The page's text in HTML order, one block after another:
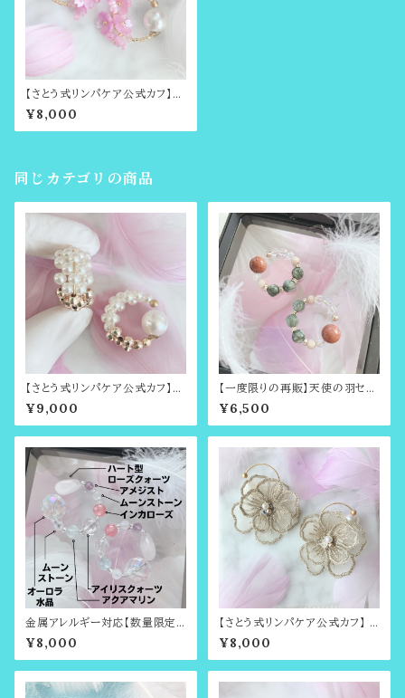
【さとう式リンパケア公式カフ】
桜〜SAKURA〜（さとう式イヤー
カフ・ビューティーカフ）イヤーフ
ープ、ララアップをご愛用の方に
¥8,000
同じカテゴリの商品
【さとう式リンパケア公式カフ】バ
イカラーゴールド【ミニサイズ】ま
るでイヤリングのようなイヤーカ
フ・耳たぶ回しで有名・さとう式リ
¥9,000
【一度限りの再販】天使の羽セラ
フィナイトのビューティーカフ（耳
たぶまわしで有名・さとう式のイ
ヤーカフ）
¥6,500
金属アレルギー対応【数量限定】
LOVE♡Heart・恋愛運・パート
ナーシップ，2月の誕生石・3月の
誕生石・6月の誕生石のビューテ
¥8,000
【さとう式リンパケア公式カフ】 F
iore （フィオーレ）レースフラワー
のビューティーカフ（さとう式イヤ
ーカフ）
¥8,000